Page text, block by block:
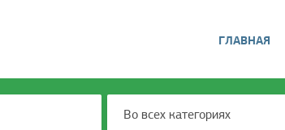
ГЛАВНАЯ
Во всех категориях